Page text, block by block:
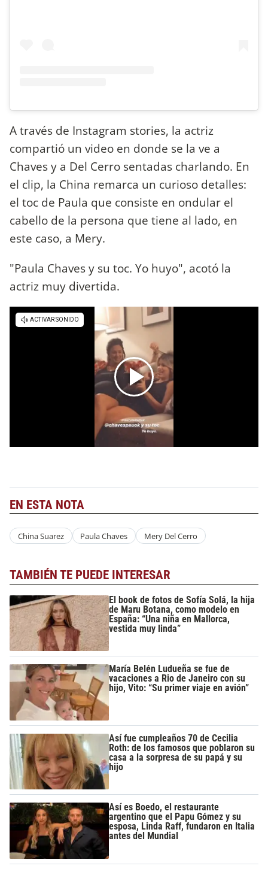
A través de Instagram stories, la actriz
compartió un video en donde se la ve a
Chaves y a Del Cerro sentadas charlando. En
el clip, la China remarca un curioso detalles:
el toc de Paula que consiste en ondular el
cabello de la persona que tiene al lado, en
este caso, a Mery.
"Paula Chaves y su toc. Yo huyo", acotó la
actriz muy divertida.
EN ESTA NOTA
China Suarez Paula Chaves Mery Del Cerro
TAMBIÉN TE PUEDE INTERESAR
El book de fotos de Sofía Solá, la hija
de Maru Botana, como modelo en
España: “Una niña en Mallorca,
vestida muy linda”
María Belén Ludueña se fue de
vacaciones a Rio de Janeiro con su
hijo, Vito: “Su primer viaje en avión”
Así fue cumpleaños 70 de Cecilia
Roth: de los famosos que poblaron su
casa a la sorpresa de su papá y su
hijo
Así es Boedo, el restaurante
argentino que el Papu Gómez y su
esposa, Linda Raff, fundaron en Italia
antes del Mundial